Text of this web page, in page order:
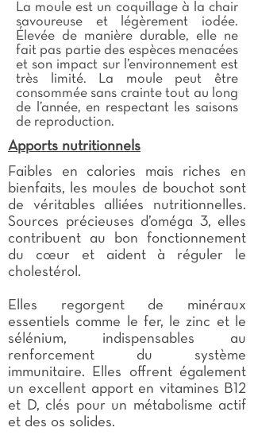
La moule est un coquillage à la chair
savoureuse et légèrement iodée.
Élevée de manière durable, elle ne
fait pas partie des espèces menacées
et son impact sur l’environnement est
très limité. La moule peut être
consommée sans crainte tout au long
de l’année, en respectant les saisons
de reproduction.
Apports nutritionnels
Faibles en calories mais riches en
bienfaits, les moules de bouchot sont
de véritables alliées nutritionnelles.
Sources précieuses d’oméga 3, elles
contribuent au bon fonctionnement
du cœur et aident à réguler le
cholestérol.
Elles regorgent de minéraux
essentiels comme le fer, le zinc et le
sélénium, indispensables au
renforcement du système
immunitaire. Elles offrent également
un excellent apport en vitamines B12
et D, clés pour un métabolisme actif
et des os solides.